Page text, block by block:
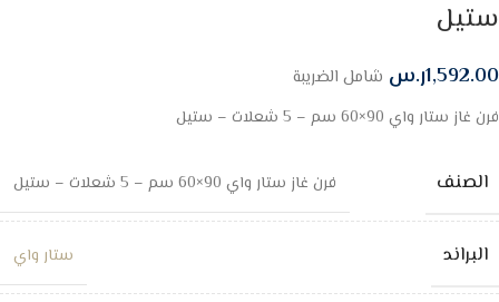
ستيل
1,592.00ر.س شامل الضريبة
فرن غاز ستار واي 90×60 سم – 5 شعلات – ستيل
الصنف فرن غاز ستار واي 90×60 سم – 5 شعلات – ستيل
البراند ستار واي